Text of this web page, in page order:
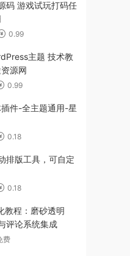
码 游戏试玩打码任
0.99
主题 技术教
源网
0.99
件-全主题通用-星
0.18
排版工具，可自定
0.18
教程：磨砂透明
评论系统集成
费